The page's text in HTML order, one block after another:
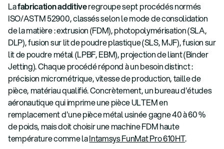
Lafabrication additiveregroupe sept procédés normés
ISO/ASTM 52900, classés selon le mode de consolidation
de la matière : extrusion (FDM), photopolymérisation (SLA,
DLP), fusion sur lit de poudre plastique (SLS, MJF), fusion sur
lit de poudre métal (LPBF, EBM), projection de liant (Binder
Jetting). Chaque procédé répond à un besoin distinct :
précision micrométrique, vitesse de production, taille de
pièce, matériau qualifié. Concrètement, un bureau d'études
aéronautique qui imprime une pièce ULTEM en
remplacement d'une pièce métal usinée gagne 40 à 60 %
de poids, mais doit choisir une machine FDM haute
température comme laIntamsys FunMat Pro 610HT.